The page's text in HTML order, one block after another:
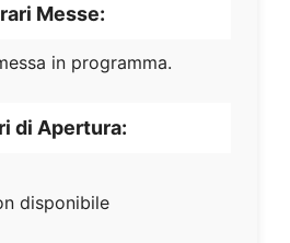
Messe:
in programma.
di Apertura:
disponibile